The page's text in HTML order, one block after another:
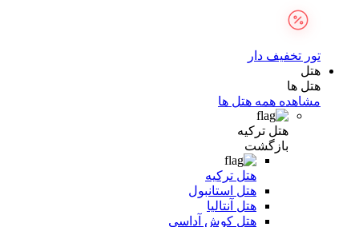
تور تخفیف دار
هتل
هتل ها
مشاهده همه هتل ها
هتل ترکیه
بازگشت
هتل ترکیه
هتل استانبول
هتل آنتالیا
هتل کوش آداسی